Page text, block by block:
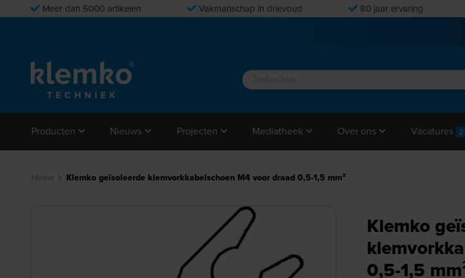
Meer dan 5000 artikelen Vakmanschap in drievoud 80 jaar ervaring
Producten Nieuws Projecten Mediatheek Over ons Vacatures 2
Klemko geïsoleerde klemvorkkabelschoen M4 voor draad 0,5-1,5 mm²
Klemko
0,5-1,5